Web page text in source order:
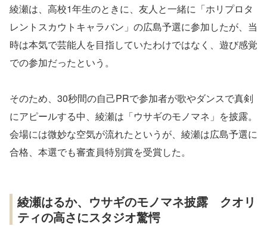
綾瀬は、高校1年生のときに、友人と一緒に「ホリプロタ
レントスカウトキャラバン」の広島予選に参加したが、当
時は本気で芸能人を目指していたわけではなく、遊び感覚
での参加だったという。
そのため、30秒間の自己PRで参加者が歌やダンスで真剣
にアピールする中、綾瀬は「ウサギのモノマネ」を披露。
会場には微妙な空気が流れたというが、綾瀬は広島予選に
合格、本選でも審査員特別賞を受賞した。
綾瀬はるか、ウサギのモノマネ披露 クオリ
ティの高さにスタジオ驚愕